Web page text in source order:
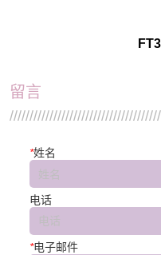
留言
*姓名
电话
*电子邮件